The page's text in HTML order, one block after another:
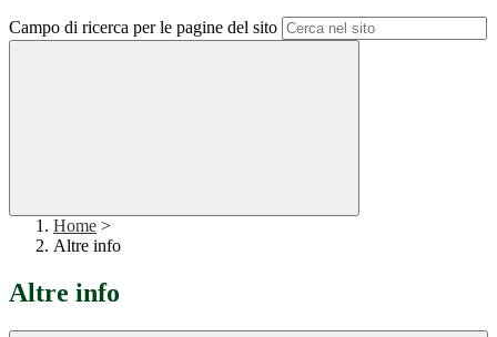
Campo di ricerca per le pagine del sito
Home >
Altre info
Altre info